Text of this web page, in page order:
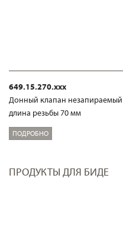
649.15.270.xxx
Донный клапан
длина резьбы 70 мм
ПОДРОБНО
ПРОДУКТЫ ДЛЯ БИДЕ